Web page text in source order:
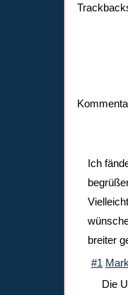
Ich
breiter
#1
Die